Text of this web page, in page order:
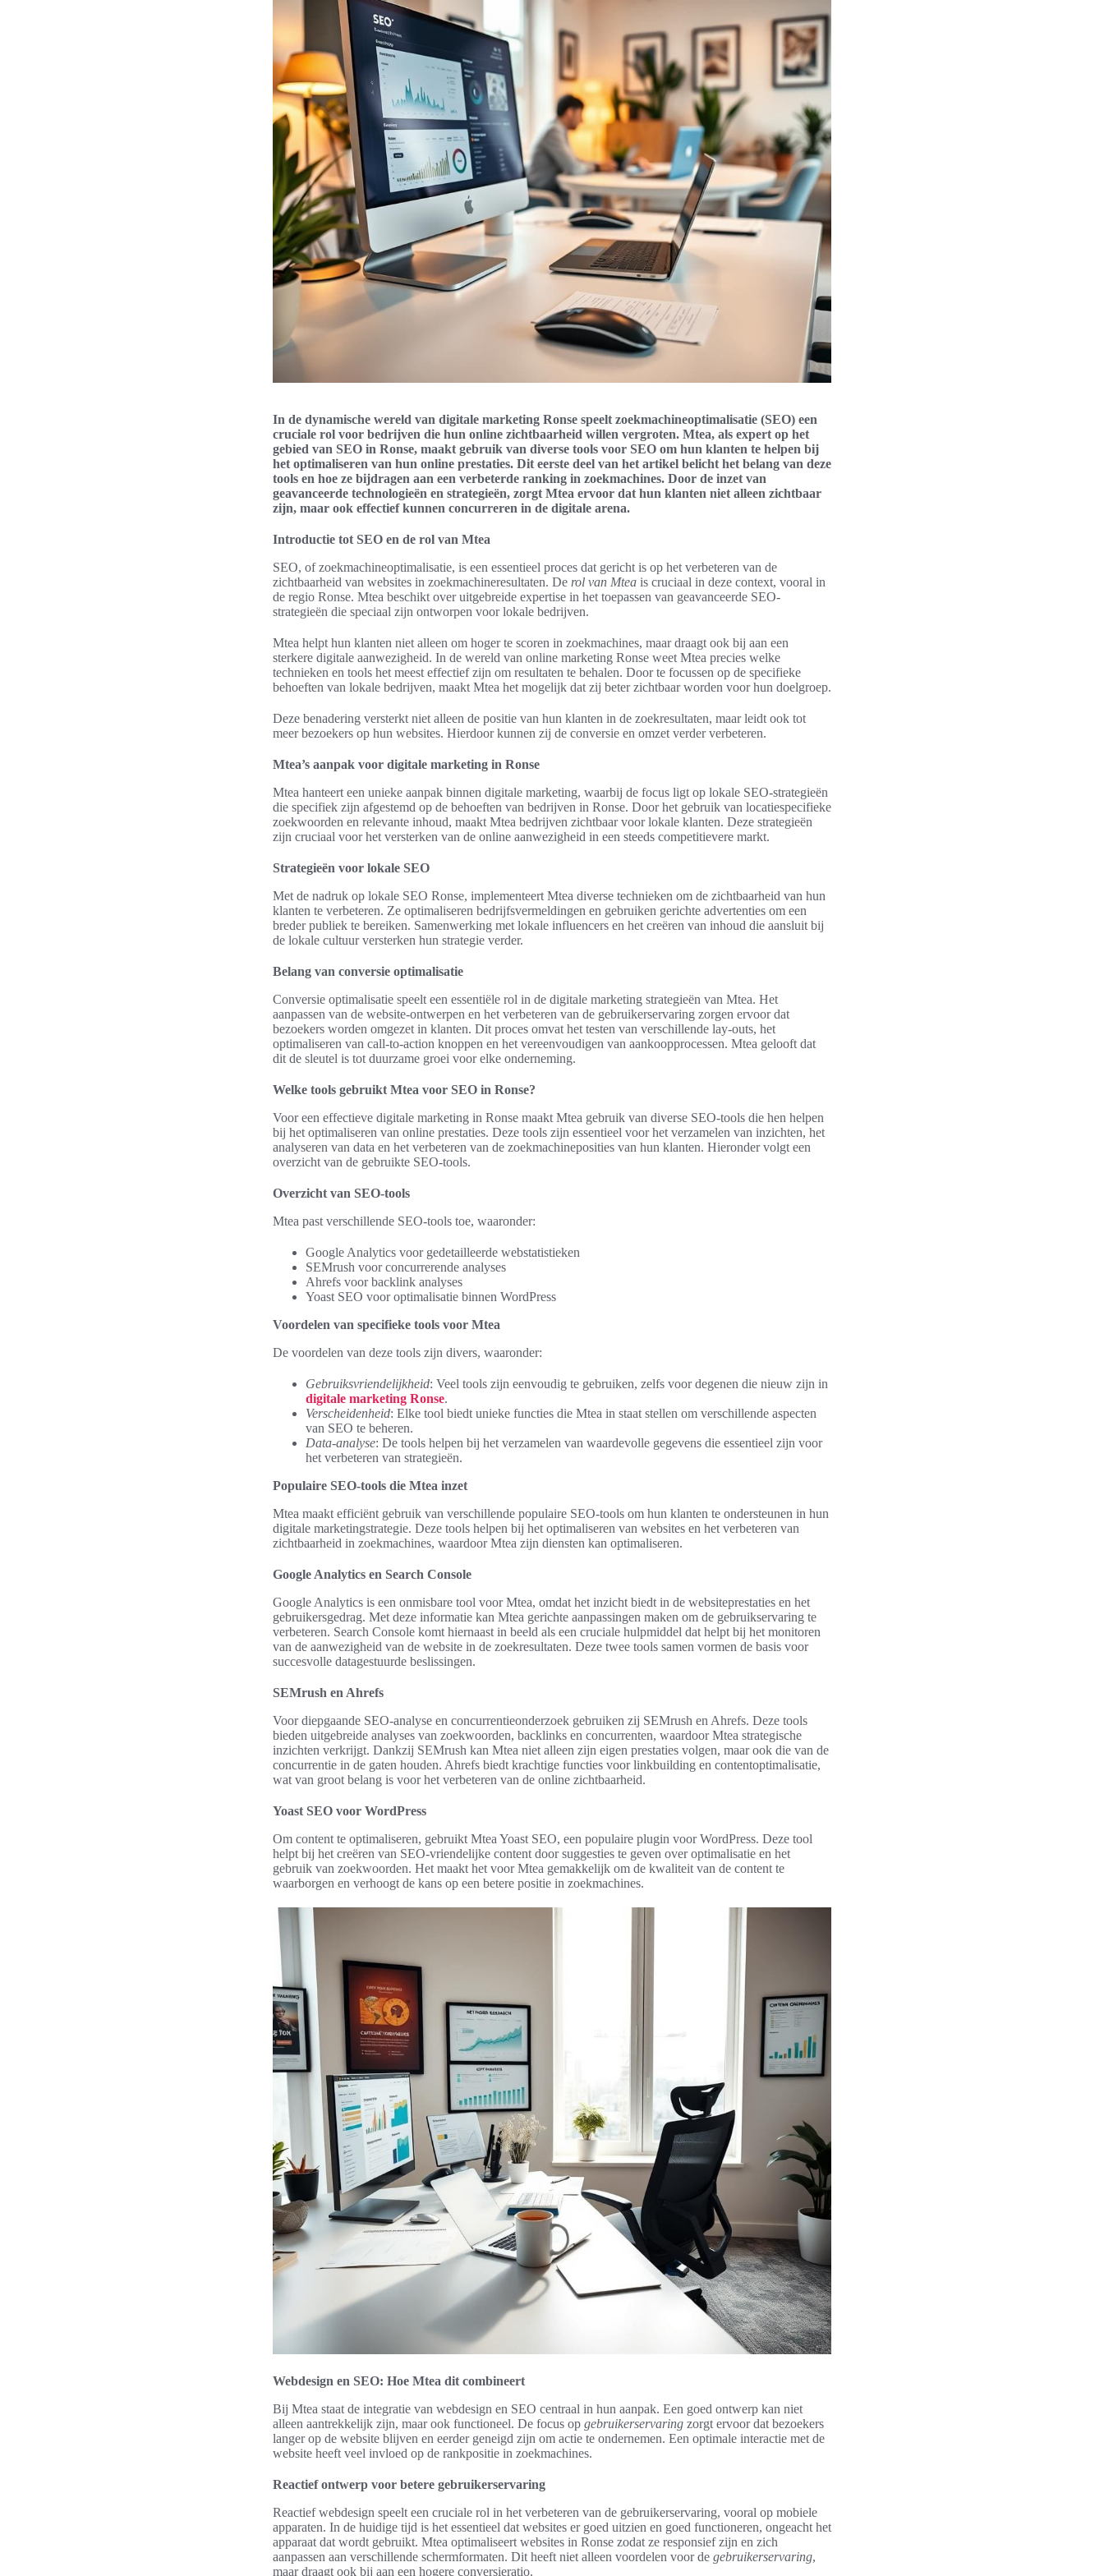
In de dynamische wereld van digitale marketing Ronse speelt zoekmachineoptimalisatie (SEO) een
cruciale rol voor bedrijven die hun online zichtbaarheid willen vergroten. Mtea, als expert op het
gebied van SEO in Ronse, maakt gebruik van diverse tools voor SEO om hun klanten te helpen bij
het optimaliseren van hun online prestaties. Dit eerste deel van het artikel belicht het belang van deze
tools en hoe ze bijdragen aan een verbeterde ranking in zoekmachines. Door de inzet van
geavanceerde technologieën en strategieën, zorgt Mtea ervoor dat hun klanten niet alleen zichtbaar
zijn, maar ook effectief kunnen concurreren in de digitale arena.
Introductie tot SEO en de rol van Mtea
SEO, of zoekmachineoptimalisatie, is een essentieel proces dat gericht is op het verbeteren van de
zichtbaarheid van websites in zoekmachineresultaten. De rol van Mtea is cruciaal in deze context, vooral in
de regio Ronse. Mtea beschikt over uitgebreide expertise in het toepassen van geavanceerde SEO-
strategieën die speciaal zijn ontworpen voor lokale bedrijven.
Mtea helpt hun klanten niet alleen om hoger te scoren in zoekmachines, maar draagt ook bij aan een
sterkere digitale aanwezigheid. In de wereld van online marketing Ronse weet Mtea precies welke
technieken en tools het meest effectief zijn om resultaten te behalen. Door te focussen op de specifieke
behoeften van lokale bedrijven, maakt Mtea het mogelijk dat zij beter zichtbaar worden voor hun doelgroep.
Deze benadering versterkt niet alleen de positie van hun klanten in de zoekresultaten, maar leidt ook tot
meer bezoekers op hun websites. Hierdoor kunnen zij de conversie en omzet verder verbeteren.
Mtea’s aanpak voor digitale marketing in Ronse
Mtea hanteert een unieke aanpak binnen digitale marketing, waarbij de focus ligt op lokale SEO-strategieën
die specifiek zijn afgestemd op de behoeften van bedrijven in Ronse. Door het gebruik van locatiespecifieke
zoekwoorden en relevante inhoud, maakt Mtea bedrijven zichtbaar voor lokale klanten. Deze strategieën
zijn cruciaal voor het versterken van de online aanwezigheid in een steeds competitievere markt.
Strategieën voor lokale SEO
Met de nadruk op lokale SEO Ronse, implementeert Mtea diverse technieken om de zichtbaarheid van hun
klanten te verbeteren. Ze optimaliseren bedrijfsvermeldingen en gebruiken gerichte advertenties om een
breder publiek te bereiken. Samenwerking met lokale influencers en het creëren van inhoud die aansluit bij
de lokale cultuur versterken hun strategie verder.
Belang van conversie optimalisatie
Conversie optimalisatie speelt een essentiële rol in de digitale marketing strategieën van Mtea. Het
aanpassen van de website-ontwerpen en het verbeteren van de gebruikerservaring zorgen ervoor dat
bezoekers worden omgezet in klanten. Dit proces omvat het testen van verschillende lay-outs, het
optimaliseren van call-to-action knoppen en het vereenvoudigen van aankoopprocessen. Mtea gelooft dat
dit de sleutel is tot duurzame groei voor elke onderneming.
Welke tools gebruikt Mtea voor SEO in Ronse?
Voor een effectieve digitale marketing in Ronse maakt Mtea gebruik van diverse SEO-tools die hen helpen
bij het optimaliseren van online prestaties. Deze tools zijn essentieel voor het verzamelen van inzichten, het
analyseren van data en het verbeteren van de zoekmachineposities van hun klanten. Hieronder volgt een
overzicht van de gebruikte SEO-tools.
Overzicht van SEO-tools
Mtea past verschillende SEO-tools toe, waaronder:
Google Analytics voor gedetailleerde webstatistieken
SEMrush voor concurrerende analyses
Ahrefs voor backlink analyses
Yoast SEO voor optimalisatie binnen WordPress
Voordelen van specifieke tools voor Mtea
De voordelen van deze tools zijn divers, waaronder:
Gebruiksvriendelijkheid: Veel tools zijn eenvoudig te gebruiken, zelfs voor degenen die nieuw zijn in
digitale marketing Ronse.
Verscheidenheid: Elke tool biedt unieke functies die Mtea in staat stellen om verschillende aspecten
van SEO te beheren.
Data-analyse: De tools helpen bij het verzamelen van waardevolle gegevens die essentieel zijn voor
het verbeteren van strategieën.
Populaire SEO-tools die Mtea inzet
Mtea maakt efficiënt gebruik van verschillende populaire SEO-tools om hun klanten te ondersteunen in hun
digitale marketingstrategie. Deze tools helpen bij het optimaliseren van websites en het verbeteren van
zichtbaarheid in zoekmachines, waardoor Mtea zijn diensten kan optimaliseren.
Google Analytics en Search Console
Google Analytics is een onmisbare tool voor Mtea, omdat het inzicht biedt in de websiteprestaties en het
gebruikersgedrag. Met deze informatie kan Mtea gerichte aanpassingen maken om de gebruikservaring te
verbeteren. Search Console komt hiernaast in beeld als een cruciale hulpmiddel dat helpt bij het monitoren
van de aanwezigheid van de website in de zoekresultaten. Deze twee tools samen vormen de basis voor
succesvolle datagestuurde beslissingen.
SEMrush en Ahrefs
Voor diepgaande SEO-analyse en concurrentieonderzoek gebruiken zij SEMrush en Ahrefs. Deze tools
bieden uitgebreide analyses van zoekwoorden, backlinks en concurrenten, waardoor Mtea strategische
inzichten verkrijgt. Dankzij SEMrush kan Mtea niet alleen zijn eigen prestaties volgen, maar ook die van de
concurrentie in de gaten houden. Ahrefs biedt krachtige functies voor linkbuilding en contentoptimalisatie,
wat van groot belang is voor het verbeteren van de online zichtbaarheid.
Yoast SEO voor WordPress
Om content te optimaliseren, gebruikt Mtea Yoast SEO, een populaire plugin voor WordPress. Deze tool
helpt bij het creëren van SEO-vriendelijke content door suggesties te geven over optimalisatie en het
gebruik van zoekwoorden. Het maakt het voor Mtea gemakkelijk om de kwaliteit van de content te
waarborgen en verhoogt de kans op een betere positie in zoekmachines.
Webdesign en SEO: Hoe Mtea dit combineert
Bij Mtea staat de integratie van webdesign en SEO centraal in hun aanpak. Een goed ontwerp kan niet
alleen aantrekkelijk zijn, maar ook functioneel. De focus op gebruikerservaring zorgt ervoor dat bezoekers
langer op de website blijven en eerder geneigd zijn om actie te ondernemen. Een optimale interactie met de
website heeft veel invloed op de rankpositie in zoekmachines.
Reactief ontwerp voor betere gebruikerservaring
Reactief webdesign speelt een cruciale rol in het verbeteren van de gebruikerservaring, vooral op mobiele
apparaten. In de huidige tijd is het essentieel dat websites er goed uitzien en goed functioneren, ongeacht het
apparaat dat wordt gebruikt. Mtea optimaliseert websites in Ronse zodat ze responsief zijn en zich
aanpassen aan verschillende schermformaten. Dit heeft niet alleen voordelen voor de gebruikerservaring,
maar draagt ook bij aan een hogere conversieratio.